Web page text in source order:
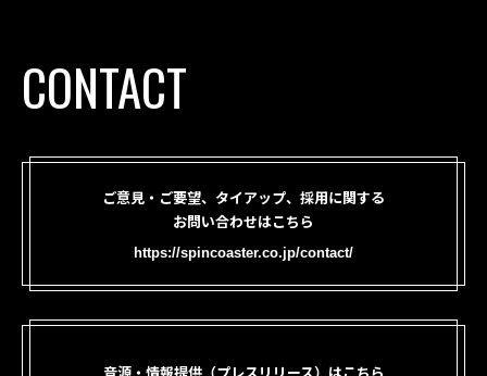
CONTACT
ご意見・ご要望、タイアップ、採用に関する
お問い合わせはこちら
https://spincoaster.co.jp/contact/